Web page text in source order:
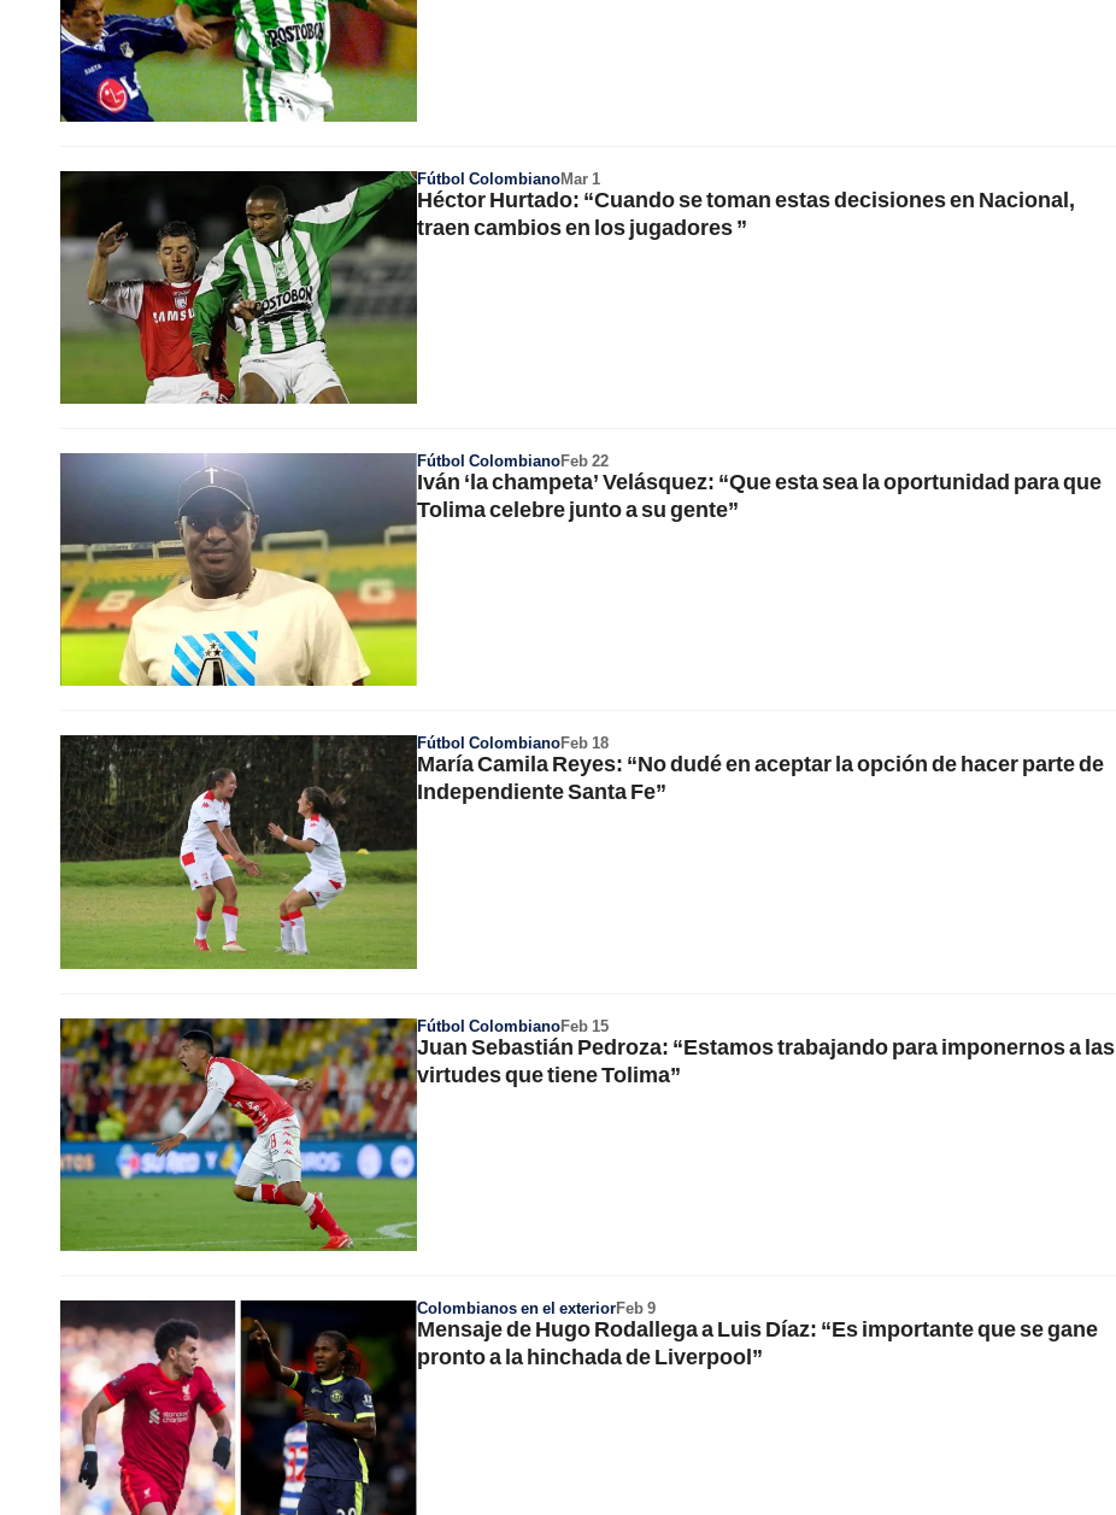
Fútbol ColombianoMar 1
Héctor Hurtado: “Cuando se toman estas decisiones en Nacional,
traen cambios en los jugadores ”
Fútbol ColombianoFeb 22
Iván ‘la champeta’ Velásquez: “Que esta sea la oportunidad para que
Tolima celebre junto a su gente”
Fútbol ColombianoFeb 18
María Camila Reyes: “No dudé en aceptar la opción de hacer parte de
Independiente Santa Fe”
Fútbol ColombianoFeb 15
Juan Sebastián Pedroza: “Estamos trabajando para imponernos a las
virtudes que tiene Tolima”
Colombianos en el exteriorFeb 9
Mensaje de Hugo Rodallega a Luis Díaz: “Es importante que se gane
pronto a la hinchada de Liverpool”